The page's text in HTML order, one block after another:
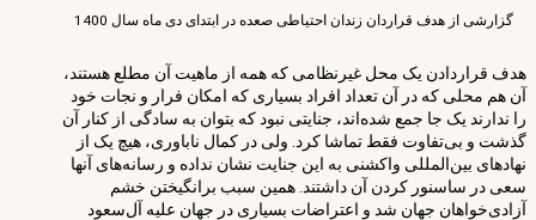
گزارشی از هدف قراردان زندان احتیاطی صعده در ابتدای دی ماه سال 1400
هدف قراردادن یک محل غیرنظامی که همه از ماهیت آن مطلع هستند،
آن هم محلی که در آن تعداد افراد بسیاری که امکان فرار و نجات خود
را ندارند یک جا جمع شده‌اند، جنایتی نبود که بتوان به سادگی از کنار آن
گذشت و بی‌تفاوت فقط تماشا کرد. ولی در کمال ناباوری، هیچ یک از
نهادهای بین‌المللی واکشنی به این جنایت نشان نداده و رسانه‌های آنها
سعی در ساسنور کردن آن داشتند. همین سبب برانگیختن خشم
آزادی‌خواهان جهان شد و اعتراضات بسیاری در جهان علیه آل‌سعود